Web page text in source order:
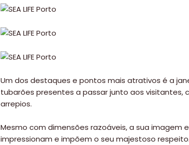
somos
connosco!
💬
Um dos destaques e pontos mais atrativos é a
tubarões presentes a passar junto aos visitantes,
arrepios.
Mesmo com dimensões razoáveis, a sua imagem
impressionam e impõem o seu majestoso